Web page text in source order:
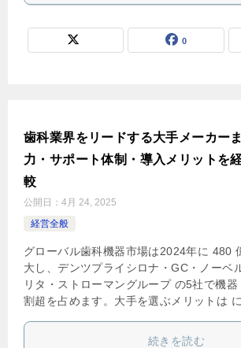
0
歯科業界をリードする大手メーカー
力・サポート体制・導入メリットを
較
公開日： 4月 24, 2025
経営全般
グローバル歯科機器市場は2024年に 480
大し、デンツプライシロナ・GC・ノーベ
リタ・ストローマングループ の5社で機
割超を占めます。大手を選ぶメリットは
続きを読む